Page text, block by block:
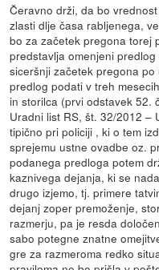
Čeravno drži, da bo
zlasti dlje časa rabljenega,
bo za začetek pregona torej
predstavlja omenjeni
siceršnji začetek pregona
predlog podati v treh
in storilca (prvi odstavek 52.
Uradni list RS, št. 32/2012 –
tipično pri policiji , ki o tem
sprejemu ustne ovadbe oz.
podanega predloga potem
kaznivega dejanja, ki se
drugo izjemo, tj. primere
dejanj zoper premoženje,
razmerju, pa je resda
sabo potegne znatne
gre za razmeroma redko